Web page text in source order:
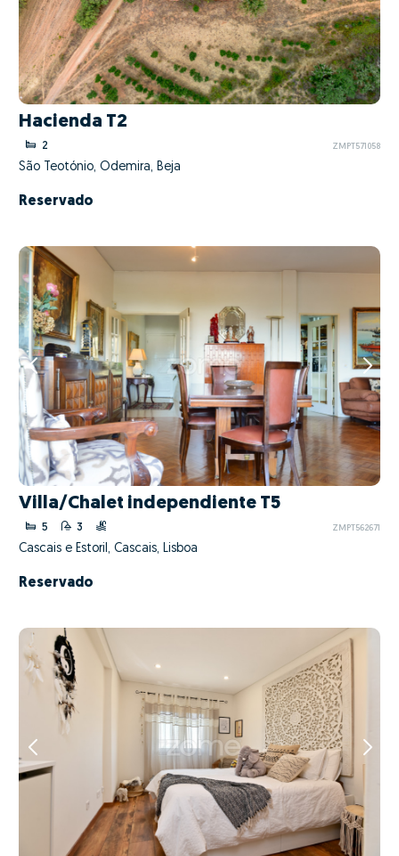
Hacienda T2
2 ZMPT571058
São Teotónio, Odemira, Beja
Reservado
Villa/Chalet independiente T5
5 3 ZMPT562671
Cascais e Estoril, Cascais, Lisboa
Reservado